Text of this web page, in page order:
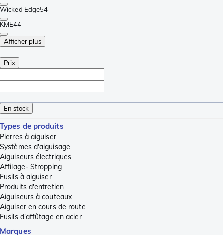
Wicked Edge54
KME44
Afficher plus
Prix
En stock
Types de produits
Pierres à aiguiser
Systèmes d'aiguisage
Aiguiseurs électriques
Affilage- Stropping
Fusils à aiguiser
Produits d'entretien
Aiguiseurs à couteaux
Aiguiser en cours de route
Fusils d'affûtage en acier
Marques